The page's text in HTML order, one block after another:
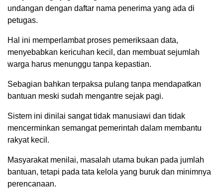
undangan dengan daftar nama penerima yang ada di
petugas.
Hal ini memperlambat proses pemeriksaan data,
menyebabkan kericuhan kecil, dan membuat sejumlah
warga harus menunggu tanpa kepastian.
Sebagian bahkan terpaksa pulang tanpa mendapatkan
bantuan meski sudah mengantre sejak pagi.
Sistem ini dinilai sangat tidak manusiawi dan tidak
mencerminkan semangat pemerintah dalam membantu
rakyat kecil.
Masyarakat menilai, masalah utama bukan pada jumlah
bantuan, tetapi pada tata kelola yang buruk dan minimnya
perencanaan.